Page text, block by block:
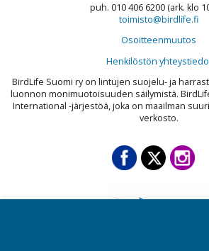
puh. 010 406 6200 (ark. klo
toimisto@birdlife.fi
Osoitteenmuutos
Henkilöstön
BirdLife Suomi ry on lintujen suojelu- ja
luonnon monimuotoisuuden säilymistä.
International -järjestöä, joka on maailman
verkosto.